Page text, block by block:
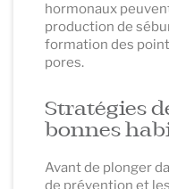
hormonaux
production de
formation des
pores.
Stratégies
bonnes
Avant de plonger
de prévention et